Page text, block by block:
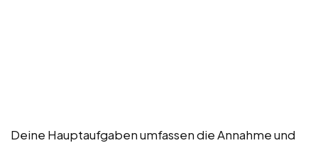
Deine Hauptaufgaben umfassen die Annahme und